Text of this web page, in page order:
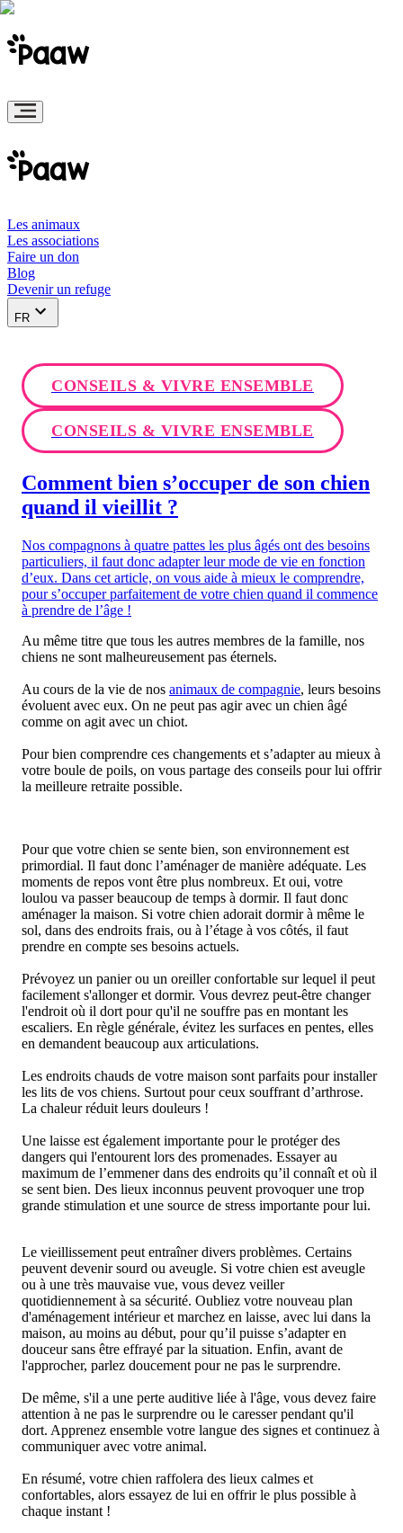
Les animaux
Les associations
Faire un don
Blog
Devenir un refuge
FR
CONSEILS & VIVRE ENSEMBLE
CONSEILS & VIVRE ENSEMBLE
Comment bien s’occuper de son chien
quand il vieillit ?
Nos compagnons à quatre pattes les plus âgés ont des besoins
particuliers, il faut donc adapter leur mode de vie en fonction
d’eux. Dans cet article, on vous aide à mieux le comprendre,
pour s’occuper parfaitement de votre chien quand il commence
à prendre de l’âge !
Au même titre que tous les autres membres de la famille, nos
chiens ne sont malheureusement pas éternels.
Au cours de la vie de nos animaux de compagnie, leurs besoins
évoluent avec eux. On ne peut pas agir avec un chien âgé
comme on agit avec un chiot.
Pour bien comprendre ces changements et s’adapter au mieux à
votre boule de poils, on vous partage des conseils pour lui offrir
la meilleure retraite possible.
Pour que votre chien se sente bien, son environnement est
primordial. Il faut donc l’aménager de manière adéquate. Les
moments de repos vont être plus nombreux. Et oui, votre
loulou va passer beaucoup de temps à dormir. Il faut donc
aménager la maison. Si votre chien adorait dormir à même le
sol, dans des endroits frais, ou à l’étage à vos côtés, il faut
prendre en compte ses besoins actuels.
Prévoyez un panier ou un oreiller confortable sur lequel il peut
facilement s'allonger et dormir. Vous devrez peut-être changer
l'endroit où il dort pour qu'il ne souffre pas en montant les
escaliers. En règle générale, évitez les surfaces en pentes, elles
en demandent beaucoup aux articulations.
Les endroits chauds de votre maison sont parfaits pour installer
les lits de vos chiens. Surtout pour ceux souffrant d’arthrose.
La chaleur réduit leurs douleurs !
Une laisse est également importante pour le protéger des
dangers qui l'entourent lors des promenades. Essayer au
maximum de l’emmener dans des endroits qu’il connaît et où il
se sent bien. Des lieux inconnus peuvent provoquer une trop
grande stimulation et une source de stress importante pour lui.
Le vieillissement peut entraîner divers problèmes. Certains
peuvent devenir sourd ou aveugle. Si votre chien est aveugle
ou à une très mauvaise vue, vous devez veiller
quotidiennement à sa sécurité. Oubliez votre nouveau plan
d'aménagement intérieur et marchez en laisse, avec lui dans la
maison, au moins au début, pour qu’il puisse s’adapter en
douceur sans être effrayé par la situation. Enfin, avant de
l'approcher, parlez doucement pour ne pas le surprendre.
De même, s'il a une perte auditive liée à l'âge, vous devez faire
attention à ne pas le surprendre ou le caresser pendant qu'il
dort. Apprenez ensemble votre langue des signes et continuez à
communiquer avec votre animal.
En résumé, votre chien raffolera des lieux calmes et
confortables, alors essayez de lui en offrir le plus possible à
chaque instant !